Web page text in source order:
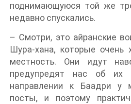
поднимающуюся той же
недавно спускались.
– Смотри, это айранские
Шура-хана, которые очень
местность. Они идут
предупредят нас об их
направлении к Баадри у
посты, и поэтому